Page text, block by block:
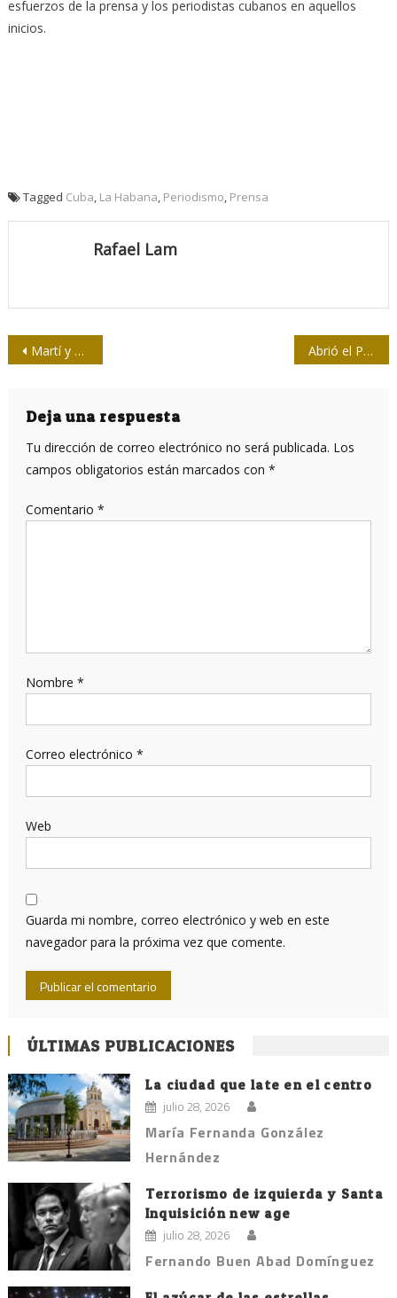
esfuerzos de la prensa y los periodistas cubanos en aquellos
inicios.
Tagged Cuba La Habana Periodismo Prensa
Rafael Lam
Navegación
entradas
Martí y Darío: abrazo de periodistas Abrió el Periódico Mayabeque proceso XI Congreso de la UPEC en la provincia
Deja una respuesta
Tu dirección de correo electrónico no será publicada. Los
campos obligatorios están marcados con *
Comentario *
Nombre *
Correo electrónico *
Web
Guarda mi nombre, correo electrónico y web en este
navegador para la próxima vez que comente.
ÚLTIMAS PUBLICACIONES
La ciudad que late en el centro
julio 28, 2026
María Fernanda González
Hernández
Terrorismo de izquierda y Santa
Inquisición new age
julio 28, 2026
Fernando Buen Abad Domínguez